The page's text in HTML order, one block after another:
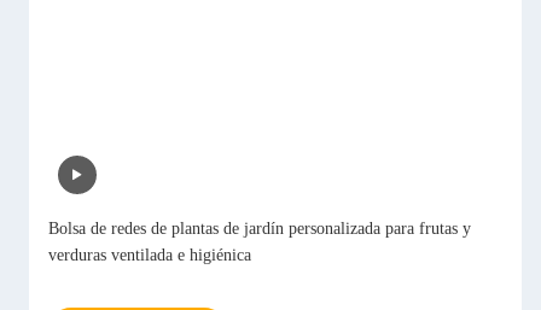
Bolsa de redes de plantas de jardín personalizada para frutas y
verduras ventilada e higiénica